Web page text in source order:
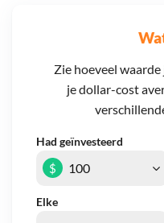
Zie hoeveel
je dollar-cost
Had geïnvesteerd
Elke
$